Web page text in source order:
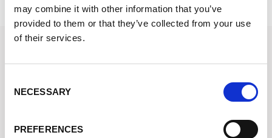
may combine it with other information that you’ve
provided to them or that they’ve collected from your use
of their services.
Selection
NECESSARY
PREFERENCES
Servizio Clienti